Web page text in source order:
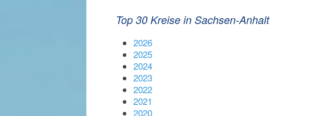
Top 30 Kreise in Sachsen-Anhalt
2026
2025
2024
2023
2022
2021
2020